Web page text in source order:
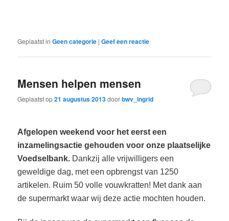
Geplaatst in Geen categorie |Geef een reactie
Mensen helpen mensen
Geplaatst op21 augustus 2013doorbwv_ingrid
Afgelopen weekend voor het eerst een
inzamelingsactie gehouden voor onze plaatselijke
Voedselbank. Dankzij alle vrijwilligers een
geweldige dag, met een opbrengst van 1250
artikelen. Ruim 50 volle vouwkratten! Met dank aan
de supermarkt waar wij deze actie mochten houden.